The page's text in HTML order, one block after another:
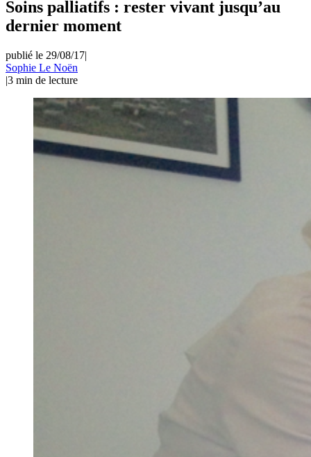
Soins palliatifs : rester vivant jusqu’au
dernier moment
publié le 29/08/17|
Sophie Le Noën
|3 min de lecture